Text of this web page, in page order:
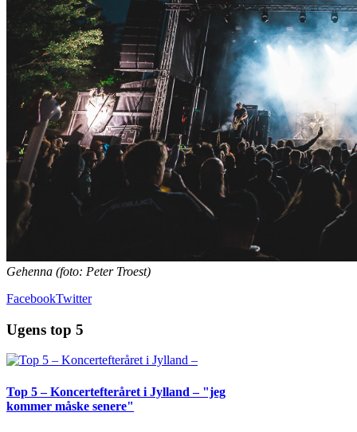
Gehenna (foto: Peter Troest)
FacebookTwitter
Ugens top 5
Top 5 – Koncertefteråret i Jylland – "jeg
kommer måske senere"